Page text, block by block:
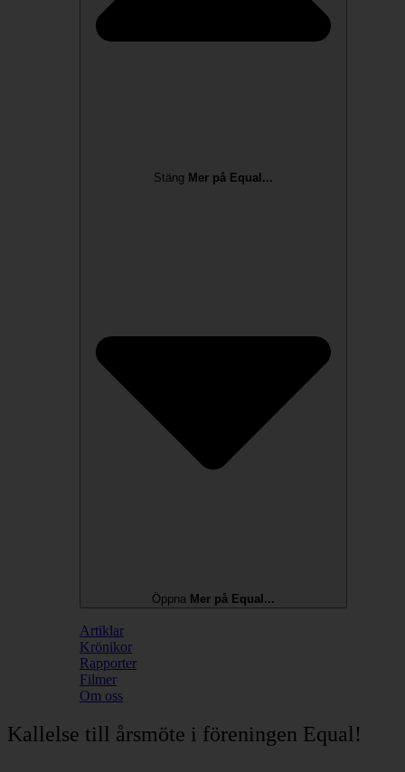
Stäng Mer på Equal...
Öppna Mer på Equal...
Artiklar
Krönikor
Rapporter
Filmer
Om oss
Kallelse till årsmöte i föreningen Equal!